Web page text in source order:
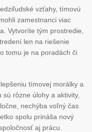
vzťahy, tímovú
zamestnanci viac
Vytvoríte tým prostredie,
len na riešenie
tomu je na poradách či
tímovej morálky a
rôzne úlohy a aktivity,
nechýba voľný čas
spolu prináša nový
aj prácu.